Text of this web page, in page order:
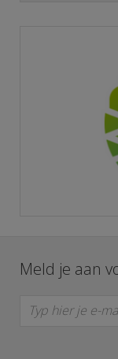
Meld je aan
Typ hier je e-